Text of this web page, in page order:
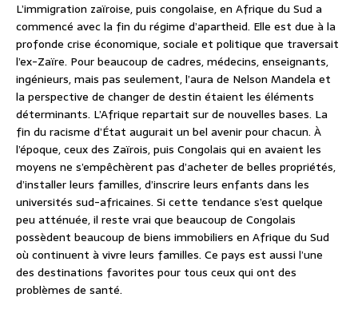
L’immigration zaïroise, puis congolaise, en Afrique du Sud a
commencé avec la fin du régime d’apartheid. Elle est due à la
profonde crise économique, sociale et politique que traversait
l’ex-Zaïre. Pour beaucoup de cadres, médecins, enseignants,
ingénieurs, mais pas seulement, l’aura de Nelson Mandela et
la perspective de changer de destin étaient les éléments
déterminants. L’Afrique repartait sur de nouvelles bases. La
fin du racisme d’État augurait un bel avenir pour chacun. À
l’époque, ceux des Zaïrois, puis Congolais qui en avaient les
moyens ne s’empêchèrent pas d’acheter de belles propriétés,
d’installer leurs familles, d’inscrire leurs enfants dans les
universités sud-africaines. Si cette tendance s’est quelque
peu atténuée, il reste vrai que beaucoup de Congolais
possèdent beaucoup de biens immobiliers en Afrique du Sud
où continuent à vivre leurs familles. Ce pays est aussi l’une
des destinations favorites pour tous ceux qui ont des
problèmes de santé.